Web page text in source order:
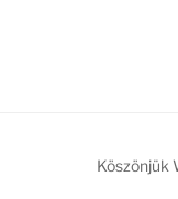
Köszönjük